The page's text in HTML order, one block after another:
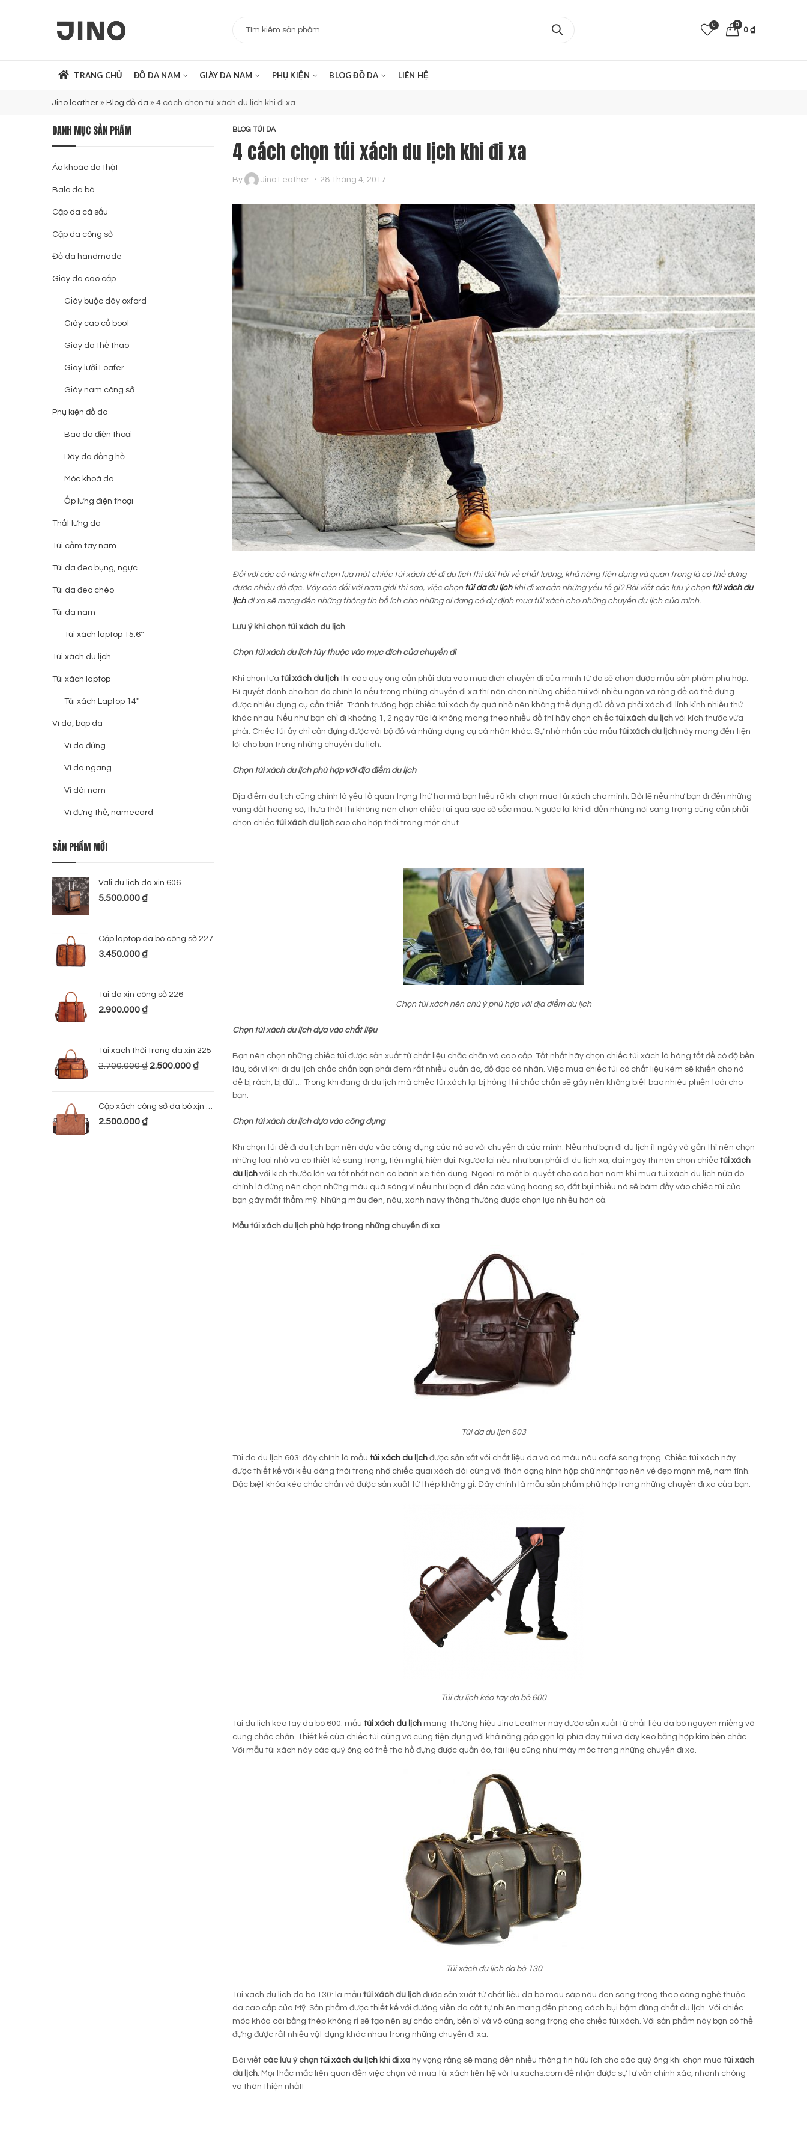
0 0
0 ₫
TRANG CHỦ ĐỒ DA NAM GIÀY DA NAM PHỤ KIỆN BLOG ĐỒ DA LIÊN HỆ
Jino leather » Blog đồ da » 4 cách chọn túi xách du lịch khi đi xa
BLOG TÚI DA
4 cách chọn túi xách du lịch khi đi xa
By Jino Leather 28 Tháng 4, 2017
Đối với các cô nàng khi chọn lựa một chiếc túi xách để đi du lịch thì đòi hỏi về chất lượng, khả năng tiện dụng và quan trọng là có thể đựng
được nhiều đồ đạc. Vậy còn đối với nam giới thì sao, việc chọn túi da du lịch khi đi xa cần những yếu tố gì? Bài viết các lưu ý chọn túi xách du
lịchđi xa sẽ mang đến những thông tin bổ ích cho những ai đang có dự định mua túi xách cho những chuyến du lịch của mình.
Lưu ý khi chọn túi xách du lịch
Chọn túi xách du lịch tùy thuộc vào mục đích của chuyến đi
Khi chọn lựa túi xách du lịch thì các quý ông cần phải dựa vào mục đích chuyến đi của mình từ đó sẽ chọn được mẫu sản phẩm phù hợp.
Bí quyết dành cho bạn đó chính là nếu trong những chuyến đi xa thì nên chọn những chiếc túi với nhiều ngăn và rộng để có thể đựng
được nhiều dụng cụ cần thiết. Tránh trường hợp chiếc túi xách ấy quá nhỏ nên không thể đựng đủ đồ và phải xách đi lỉnh kỉnh nhiều thứ
khác nhau. Nếu như bạn chỉ đi khoảng 1, 2 ngày tức là không mang theo nhiều đồ thì hãy chọn chiếc túi xách du lịch với kích thước vừa
phải. Chiếc túi ấy chỉ cần đựng được vài bộ đồ và những dụng cụ cá nhân khác. Sự nhỏ nhắn của mẫu túi xách du lịch này mang đến tiện
lợi cho bạn trong những chuyến du lịch.
Chọn túi xách du lịch phù hợp với địa điểm du lịch
Địa điểm du lịch cũng chính là yếu tố quan trọng thứ hai mà bạn hiểu rõ khi chọn mua túi xách cho mình. Bởi lẽ nếu như bạn đi đến những
vùng đất hoang sơ, thưa thớt thì không nên chọn chiếc túi quá sặc sỡ sắc màu. Ngược lại khi đi đến những nơi sang trọng cũng cần phải
chọn chiếc túi xách du lịch sao cho hợp thời trang một chút.
Chọn túi xách nên chú ý phù hợp với địa điểm du lịch
Chọn túi xách du lịch dựa vào chất liệu
Bạn nên chọn những chiếc túi được sản xuất từ chất liệu chắc chắn và cao cấp. Tốt nhất hãy chọn chiếc túi xách là hàng tốt để có độ bền
lâu, bởi vì khi đi du lịch chắc chắn bạn phải đem rất nhiều quần áo, đồ đạc cá nhân. Việc mua chiếc túi có chất liệu kém sẽ khiến cho nó
dễ bị rách, bị đứt… Trong khi đang đi du lịch mà chiếc túi xách lại bị hỏng thì chắc chắn sẽ gây nên không biết bao nhiêu phiền toái cho
bạn.
Chọn túi xách du lịch dựa vào công dụng
Khi chọn túi để đi du lịch bạn nên dựa vào công dụng của nó so với chuyến đi của mình. Nếu như bạn đi du lịch ít ngày và gần thì nên chọn
những loại nhỏ và có thiết kế sang trọng, tiện nghi, hiện đại. Ngược lại nếu như bạn phải đi du lịch xa, dài ngày thì nên chọn chiếc túi xách
du lịch với kích thước lớn và tốt nhất nên có bánh xe tiện dụng. Ngoài ra một bí quyết cho các bạn nam khi mua túi xách du lịch nữa đó
chính là đừng nên chọn những màu quá sáng vì nếu như bạn đi đến các vùng hoang sơ, đất bụi nhiều nó sẽ bám đầy vào chiếc túi của
bạn gây mất thẩm mỹ. Những màu đen, nâu, xanh navy thông thường được chọn lựa nhiều hơn cả.
Mẫu túi xách du lịch phù hợp trong những chuyến đi xa
Túi da du lịch 603
Túi da du lịch 603: đây chính là mẫu túi xách du lịch được sản xất với chất liệu da và có màu nâu café sang trọng. Chiếc túi xách này
được thiết kế với kiểu dáng thời trang nhờ chiếc quai xách dài cùng với thân dạng hình hộp chữ nhật tạo nên vẻ đẹp mạnh mẽ, nam tính.
Đặc biệt khóa kéo chắc chắn và được sản xuất từ thép không gỉ. Đây chính là mẫu sản phẩm phù hợp trong những chuyến đi xa của bạn.
Túi du lịch kéo tay da bò 600
Túi du lịch kéo tay da bò 600: mẫu túi xách du lịch mang Thương hiệu Jino Leather này được sản xuất từ chất liệu da bò nguyên miếng vô
cùng chắc chắn. Thiết kế của chiếc túi cũng vô cùng tiện dụng với khả năng gấp gọn lại phía đáy túi và dây kéo bằng hợp kim bền chắc.
Với mẫu túi xách này các quý ông có thể tha hồ đựng được quần áo, tài liệu cũng như máy móc trong những chuyến đi xa.
Túi xách du lịch da bò 130
Túi xách du lịch da bò 130: là mẫu túi xách du lịch được sản xuất từ chất liệu da bò màu sáp nâu đen sang trọng theo công nghệ thuộc
da cao cấp của Mỹ. Sản phẩm được thiết kế với đường viền da cắt tự nhiên mang đến phong cách bụi bặm đúng chất du lịch. Với chiếc
móc khóa cài bằng thép không rỉ sẽ tạo nên sự chắc chắn, bền bỉ và vô cùng sang trọng cho chiếc túi xách. Với sản phẩm này bạn có thể
đựng được rất nhiều vật dụng khác nhau trong những chuyến đi xa.
Bài viết các lưu ý chọn túi xách du lịch khi đi xa hy vọng rằng sẽ mang đến nhiều thông tin hữu ích cho các quý ông khi chọn mua túi xách
du lịch. Mọi thắc mắc liên quan đến việc chọn và mua túi xách liên hệ với tuixachs.com để nhận được sự tư vấn chính xác, nhanh chóng
và thân thiện nhất!
DANH MỤC SẢN PHẨM
Áo khoác da thật
Balo da bò
Cặp da cá sấu
Cặp da công sở
Đồ da handmade
Giày da cao cấp
Giày buộc dây oxford
Giày cao cổ boot
Giày da thể thao
Giày lười Loafer
Giày nam công sở
Phụ kiện đồ da
Bao da điện thoại
Dây da đồng hồ
Móc khoá da
Ốp lưng điện thoại
Thắt lưng da
Túi cầm tay nam
Túi da đeo bụng, ngực
Túi da đeo chéo
Túi da nam
Túi xách laptop 15.6''
Túi xách du lịch
Túi xách laptop
Túi xách Laptop 14''
Ví da, bóp da
Ví da đứng
Ví da ngang
Ví dài nam
Ví đựng thẻ, namecard
SẢN PHẨM MỚI
Vali du lịch da xịn 606
5.500.000₫
Cặp laptop da bò công sở 227
3.450.000₫
Túi da xịn công sở 226
2.900.000₫
Túi xách thời trang da xịn 225
2.700.000₫ 2.500.000₫
Cặp xách công sở da bò xịn 224
2.500.000₫